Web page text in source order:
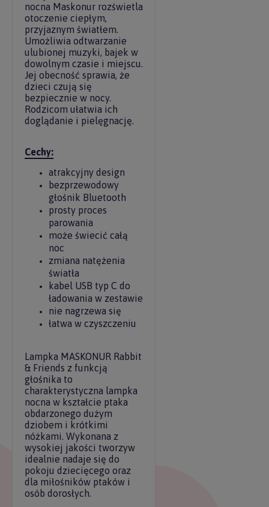
nocna Maskonur rozświetla
otoczenie ciepłym,
przyjaznym światłem.
Umożliwia odtwarzanie
ulubionej muzyki, bajek w
dowolnym czasie i miejscu.
Jej obecność sprawia, że
dzieci czują się
bezpiecznie w nocy.
Rodzicom ułatwia ich
doglądanie i pielęgnację.
Cechy:
atrakcyjny design
bezprzewodowy
głośnik Bluetooth
prosty proces
parowania
może świecić całą
noc
zmiana natężenia
światła
kabel USB typ C do
ładowania w zestawie
nie nagrzewa się
łatwa w czyszczeniu
Lampka MASKONUR Rabbit
& Friends z funkcją
głośnika to
charakterystyczna lampka
nocna w kształcie ptaka
obdarzonego dużym
dziobem i krótkimi
nóżkami. Wykonana z
wysokiej jakości tworzyw
idealnie nadaje się do
pokoju dziecięcego oraz
dla miłośników ptaków i
osób dorosłych.